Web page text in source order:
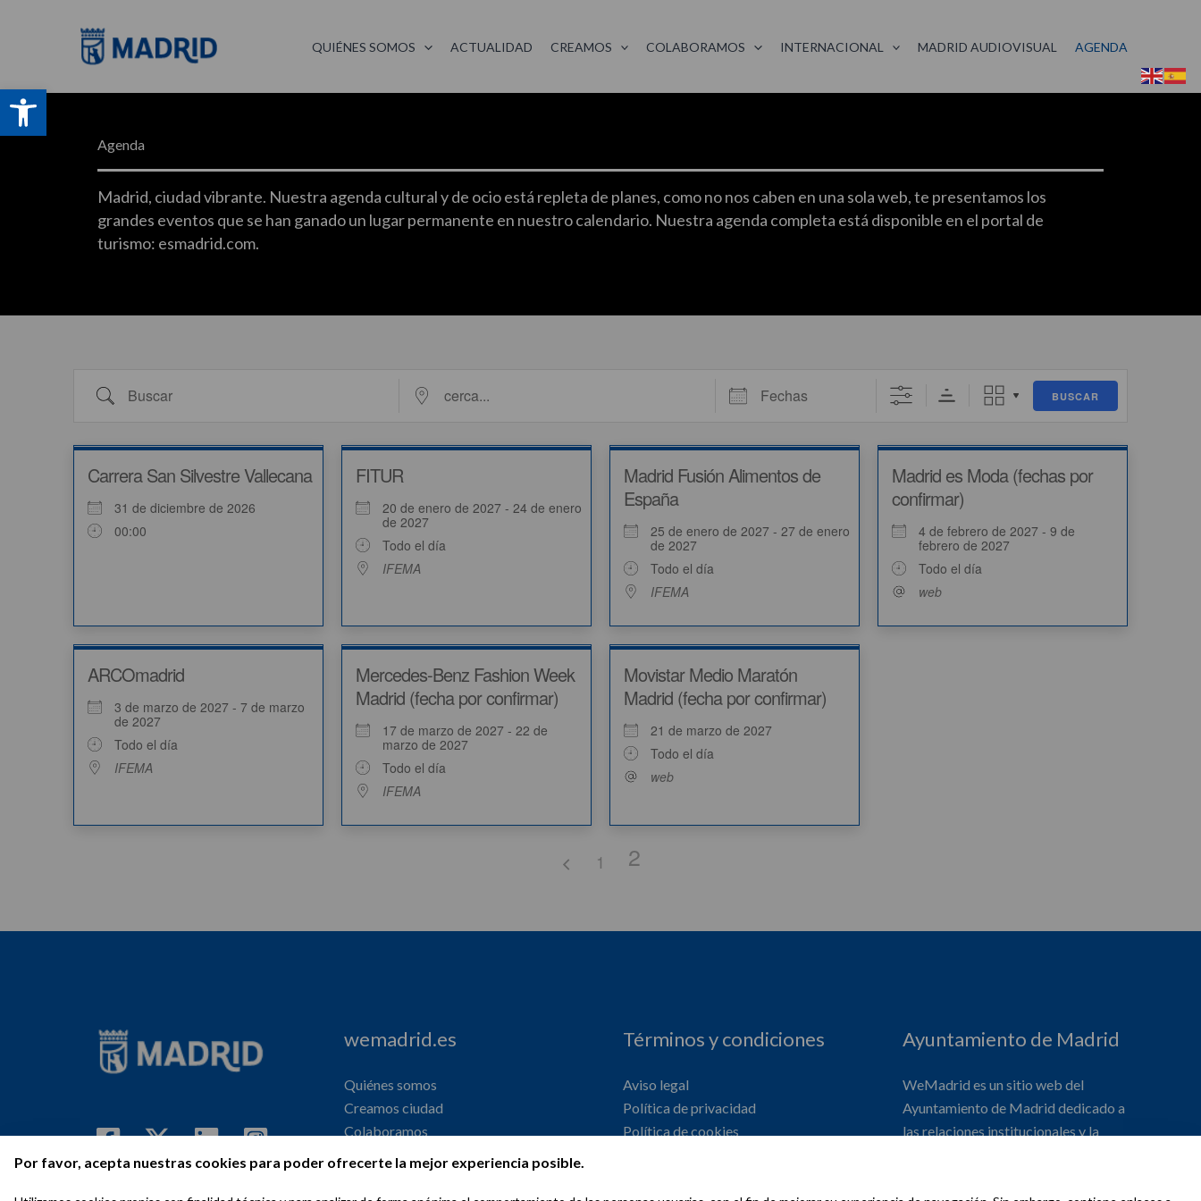
Por favor, acepta nuestras cookies para poder ofrecerte la mejor experiencia posible.
Abrir barra de herramientas
QUIÉNES SOMOS ACTUALIDAD CREAMOS COLABORAMOS INTERNACIONAL MADRID AUDIOVISUAL AGENDA
Agenda
Madrid, ciudad vibrante. Nuestra agenda cultural y de ocio está repleta de planes, como no nos caben en una sola web, te presentamos los
grandes eventos que se han ganado un lugar permanente en nuestro calendario. Nuestra agenda completa está disponible en el portal de
turismo: esmadrid.com.
BUSCAR
Carrera San Silvestre Vallecana
31 de diciembre de 2026
00:00
FITUR
20 de enero de 2027 - 24 de enero
de 2027
Todo el día
IFEMA
Madrid Fusión Alimentos de
España
25 de enero de 2027 - 27 de enero
de 2027
Todo el día
IFEMA
Madrid es Moda (fechas por
confirmar)
4 de febrero de 2027 - 9 de
febrero de 2027
Todo el día
web
ARCOmadrid
3 de marzo de 2027 - 7 de marzo
de 2027
Todo el día
IFEMA
Mercedes-Benz Fashion Week
Madrid (fecha por confirmar)
17 de marzo de 2027 - 22 de
marzo de 2027
Todo el día
IFEMA
Movistar Medio Maratón
Madrid (fecha por confirmar)
21 de marzo de 2027
Todo el día
web
1 2
wemadrid.es
Quiénes somos
Creamos ciudad
Colaboramos
Internacional
Términos y condiciones
Aviso legal
Política de privacidad
Política de cookies
Ayuntamiento de Madrid
WeMadrid es un sitio web del
Ayuntamiento de Madrid dedicado a
las relaciones institucionales y la